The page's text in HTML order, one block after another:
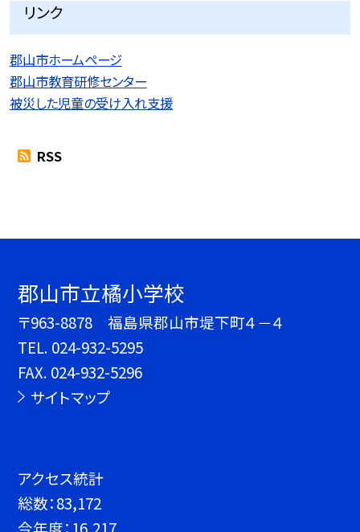
リンク
郡山市ホームページ
郡山市教育研修センター
被災した児童の受け入れ支援
RSS
郡山市立橘小学校
〒963-8878 福島県郡山市堤下町４－４
TEL. 024-932-5295
FAX. 024-932-5296
サイトマップ
アクセス統計
総数：83,172
今年度： 16,217